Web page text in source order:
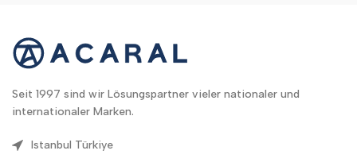
Seit 1997 sind wir Lösungspartner vieler nationaler und
internationaler Marken.
Istanbul Türkiye